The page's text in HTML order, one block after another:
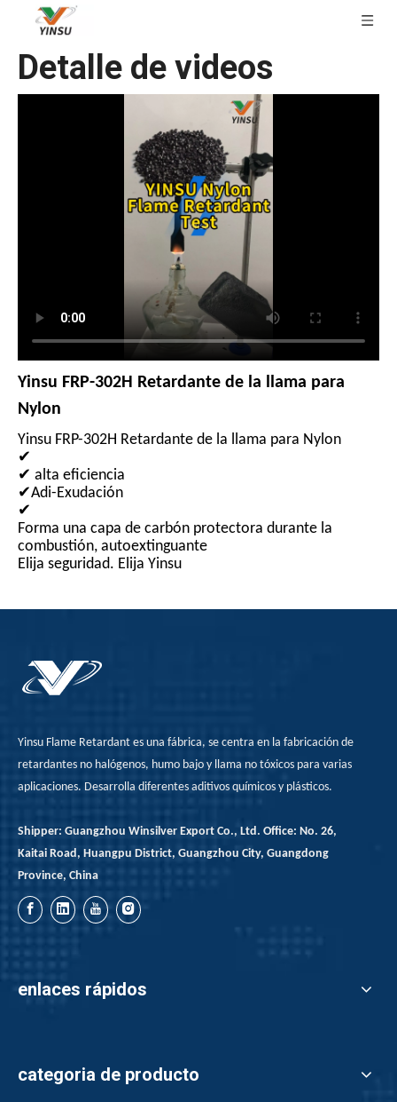
Detalle de videos
Yinsu FRP-302H Retardante de la llama para
Nylon
Yinsu FRP-302H Retardante de la llama para Nylon
✔
✔ alta eficiencia
✔Adi-Exudación
✔
Forma una capa de carbón protectora durante la
combustión, autoextinguante
Elija seguridad. Elija Yinsu
Yinsu Flame Retardant es una fábrica, se centra en la fabricación de
retardantes no halógenos, humo bajo y llama no tóxicos para varias
aplicaciones. Desarrolla diferentes aditivos químicos y plásticos.
Shipper: Guangzhou Winsilver Export Co., Ltd. Office: No. 26,
Kaitai Road, Huangpu District, Guangzhou City, Guangdong
Province, China
enlaces rápidos
categoria de producto